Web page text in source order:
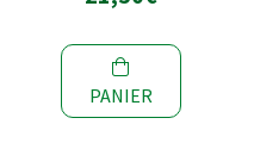
PANIER